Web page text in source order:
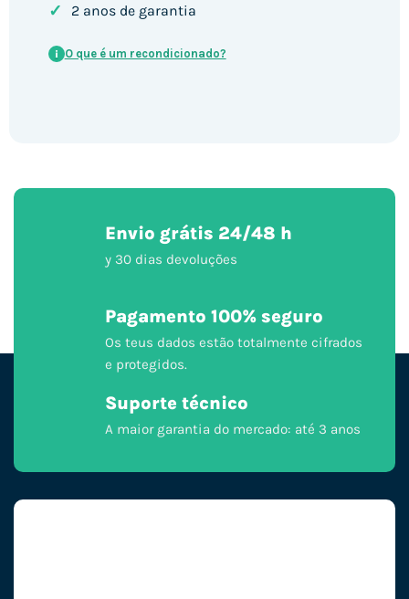
✓ 2 anos de garantia
i O que é um recondicionado?
Envio grátis 24/48 h
y 30 dias devoluções
Pagamento 100% seguro
Os teus dados estão totalmente cifrados
e protegidos.
Suporte técnico
A maior garantia do mercado: até 3 anos